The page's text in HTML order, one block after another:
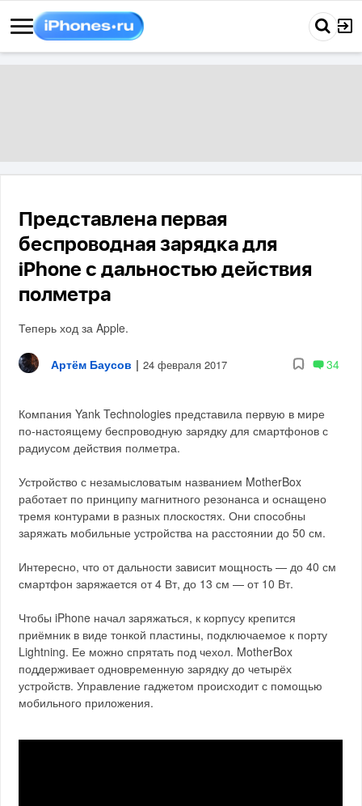
Представлена первая
беспроводная зарядка для
iPhone с дальностью действия
полметра
Теперь ход за Apple.
Артём Баусов | 24 февраля 2017 34
Компания Yank Technologies представила первую в мире
по-настоящему беспроводную зарядку для смартфонов с
радиусом действия полметра.
Устройство с незамысловатым названием MotherBox
работает по принципу магнитного резонанса и оснащено
тремя контурами в разных плоскостях. Они способны
заряжать мобильные устройства на расстоянии до 50 см.
Интересно, что от дальности зависит мощность — до 40 см
смартфон заряжается от 4 Вт, до 13 см — от 10 Вт.
Чтобы iPhone начал заряжаться, к корпусу крепится
приёмник в виде тонкой пластины, подключаемое к порту
Lightning. Ее можно спрятать под чехол. MotherBox
поддерживает одновременную зарядку до четырёх
устройств. Управление гаджетом происходит с помощью
мобильного приложения.